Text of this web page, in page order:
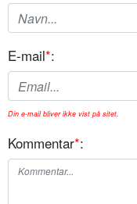
E-mail*:
Din e-mail bliver ikke vist på sitet.
Kommentar*: